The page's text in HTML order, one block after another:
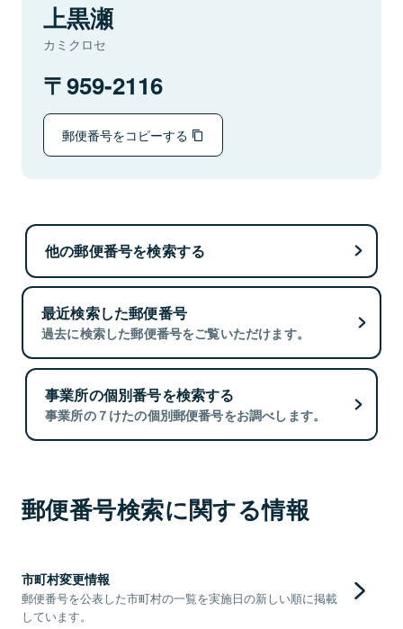
上黒瀬
カミクロセ
959-2116
郵便番号をコピーする
他の郵便番号を検索する
最近検索した郵便番号
過去に検索した郵便番号をご覧いただけます。
事業所の個別番号を検索する
事業所の７けたの個別郵便番号をお調べします。
郵便番号検索に関する情報
市町村変更情報
郵便番号を公表した市町村の一覧を実施日の新しい順に掲載
しています。